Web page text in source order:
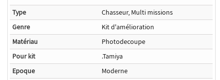
Type
Chasseur, Multi missions
Genre
Kit d'amélioration
Matériau
Photodecoupe
Pour kit
.Tamiya
Epoque
Moderne